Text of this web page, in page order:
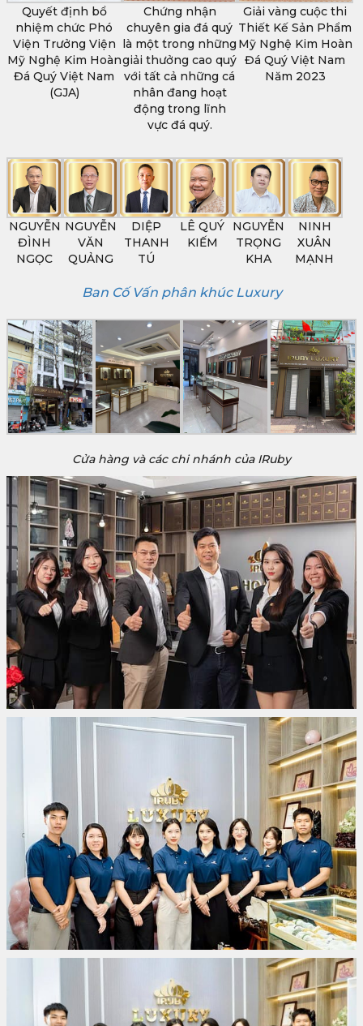
Quyết định bổ
nhiệm chức Phó
Viện Trưởng Viện
Mỹ Nghệ Kim Hoàn
Đá Quý Việt Nam
(GJA)
Chứng nhận
chuyên gia đá quý
là một trong những
giải thưởng cao quý
với tất cả những cá
nhân đang hoạt
động trong lĩnh
vực đá quý.
Giải vàng cuộc thi
Thiết Kế Sản Phẩm
Mỹ Nghệ Kim Hoàn
Đá Quý Việt Nam
Năm 2023
NGUYỄN
ĐÌNH
NGỌC
NGUYỄN
VĂN
QUẢNG
DIỆP
THANH
TÚ
LÊ QUÝ
KIẾM
NGUYỄN
TRỌNG
KHA
NINH
XUÂN
MẠNH
Ban Cố Vấn phân khúc Luxury
Cửa hàng và các chi nhánh của IRuby